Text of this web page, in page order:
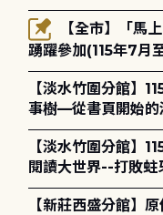
報名
踴躍參加(115年7月
【淡水竹圍分館】
事樹—從書頁開始的
電章魚》
【淡水竹圍分館】
閱讀大世界--打敗
護全攻略》
【新莊西盛分館】